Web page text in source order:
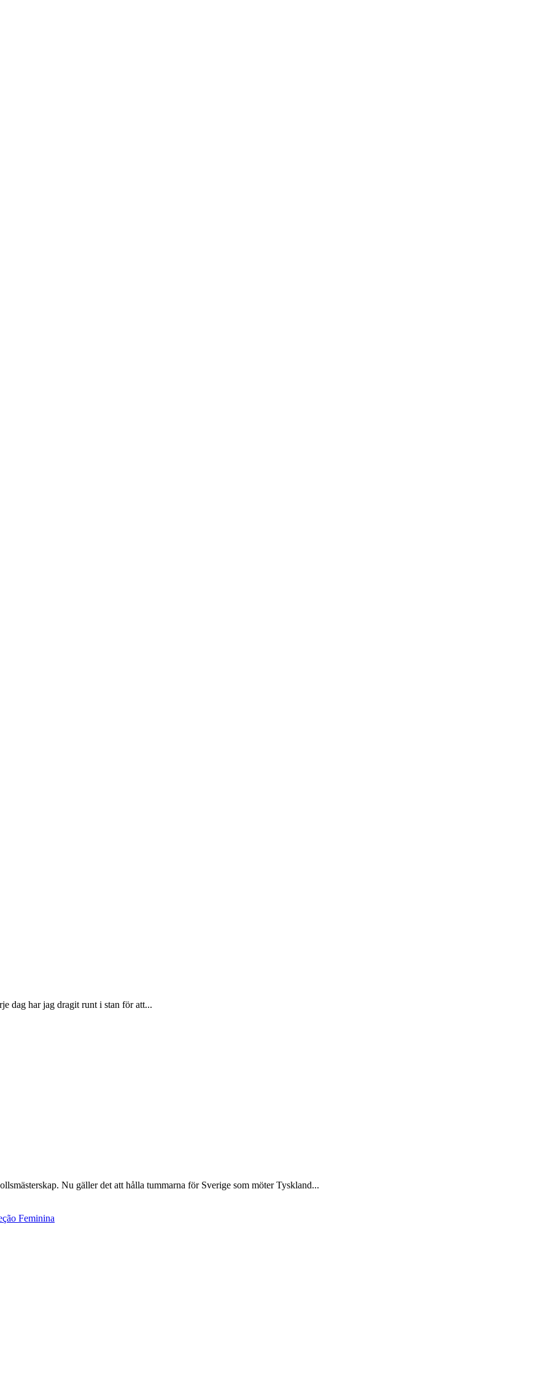
dag har jag dragit runt i stan för att...
Nu gäller det att hålla tummarna för Sverige som möter Tyskland...
Feminina